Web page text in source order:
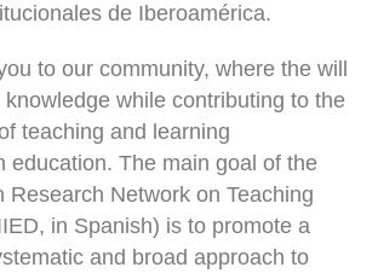
de Iberoamérica.
to our community, where the will
while contributing to the
teaching and learning
education. The main goal of the
Research Network on Teaching
in Spanish) is to promote a
and broad approach to